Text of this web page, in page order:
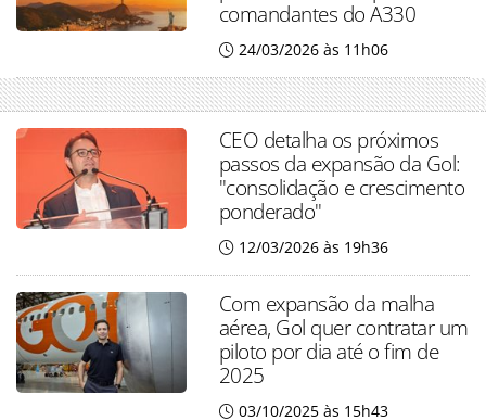
comandantes do A330
24/03/2026 às 11h06
CEO detalha os próximos
passos da expansão da Gol:
"consolidação e crescimento
ponderado"
12/03/2026 às 19h36
Com expansão da malha
aérea, Gol quer contratar um
piloto por dia até o fim de
2025
03/10/2025 às 15h43